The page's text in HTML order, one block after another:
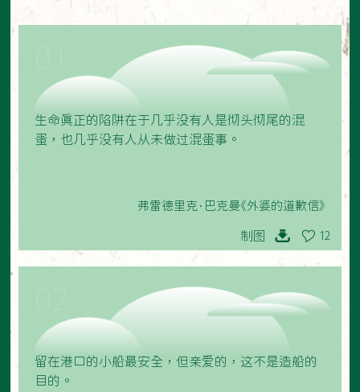
生命真正的陷阱在于几乎没有人是彻头彻尾的混
蛋，也几乎没有人从未做过混蛋事。
弗雷德里克·巴克曼《外婆的道歉信》
制图 12
留在港口的小船最安全，但亲爱的，这不是造船的
目的。